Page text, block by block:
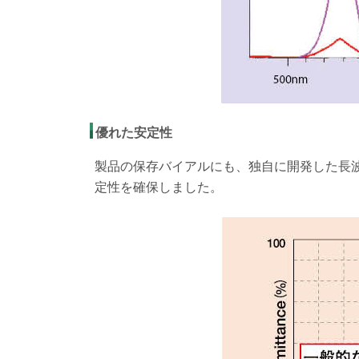
優れた安定性
製品の保存バイアルにも、独自に開発した
定性を確保しました。